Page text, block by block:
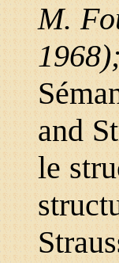
M.
and
le